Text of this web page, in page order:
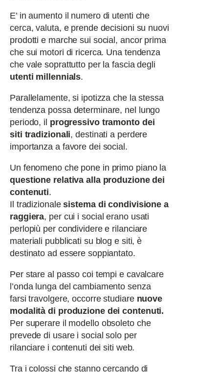
E’ in aumento il numero di utenti che
cerca, valuta, e prende decisioni su nuovi
prodotti e marche sui social, ancor prima
che sui motori di ricerca. Una tendenza
che vale soprattutto per la fascia degli
utenti millennials.
Parallelamente, si ipotizza che la stessa
tendenza possa determinare, nel lungo
periodo, il progressivo tramonto dei
siti tradizionali, destinati a perdere
importanza a favore dei social.
Un fenomeno che pone in primo piano la
questione relativa alla produzione dei
contenuti.
Il tradizionalesistema di condivisione a
raggiera, per cui i social erano usati
perlopiù per condividere e rilanciare
materiali pubblicati su blog e siti, è
destinato ad essere soppiantato.
Per stare al passo coi tempi e cavalcare
l’onda lunga del cambiamento senza
farsi travolgere, occorre studiare nuove
modalità di produzione dei contenuti.
Per superare il modello obsoleto che
prevede di usare i social solo per
rilanciare i contenuti dei siti web.
Tra i colossi che stanno cercando di